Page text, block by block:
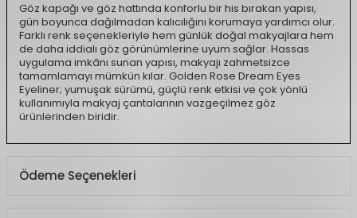
Göz kapağı ve göz hattında konforlu bir his bırakan yapısı,
gün boyunca dağılmadan kalıcılığını korumaya yardımcı olur.
Farklı renk seçenekleriyle hem günlük doğal makyajlara hem
de daha iddialı göz görünümlerine uyum sağlar. Hassas
uygulama imkânı sunan yapısı, makyajı zahmetsizce
tamamlamayı mümkün kılar. Golden Rose Dream Eyes
Eyeliner; yumuşak sürümü, güçlü renk etkisi ve çok yönlü
kullanımıyla makyaj çantalarının vazgeçilmez göz
ürünlerinden biridir.
Ödeme Seçenekleri